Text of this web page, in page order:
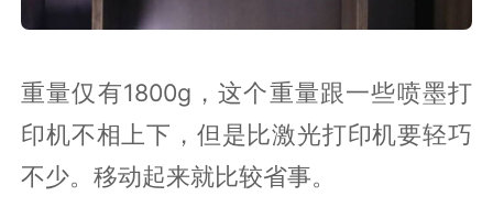
重量仅有1800g，这个重量跟一些喷墨打
印机不相上下，但是比激光打印机要轻巧
不少。移动起来就比较省事。